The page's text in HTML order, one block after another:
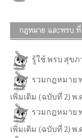
กฎหมาย และพรบ.ที่
รู้ใช้ พรบ สุข
รวมกฎหมาย
เพิ่มเติม (ฉบับที่ 2) พ.
รวมกฎหมาย
เพิ่มเติม (ฉบับที่ 2) พ.